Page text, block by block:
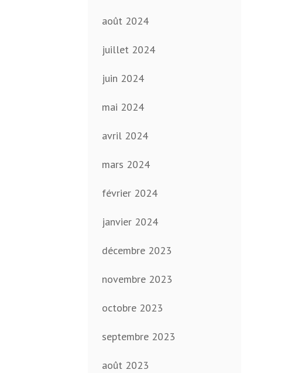
août 2024
juillet 2024
juin 2024
mai 2024
avril 2024
mars 2024
février 2024
janvier 2024
décembre 2023
novembre 2023
octobre 2023
septembre 2023
août 2023